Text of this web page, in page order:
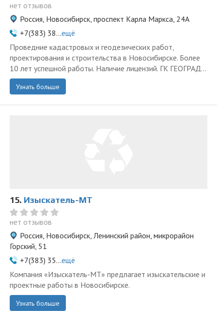
нет отзывов
Россия, Новосибирск, проспект Карла Маркса, 24А
+7(383) 38...ещё
Проведние кадастровых и геодезических работ,
проектирования и строительства в Новосибирске. Более
10 лет успешной работы. Наличие лицензий. ГК ГЕОГРАД...
Узнать больше
15. Изыскатель-МТ
нет отзывов
Россия, Новосибирск, Ленинский район, микрорайон
Горский, 51
+7(383) 35...ещё
Компания «Изыскатель-МТ» предлагает изыскательские и
проектные работы в Новосибирске.
Узнать больше